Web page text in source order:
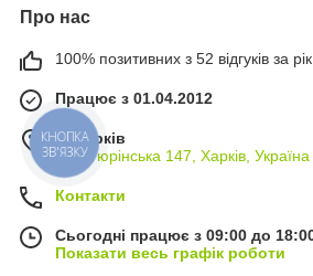
Про нас
100% позитивних з 52 відгуків за рік
Працює з 01.04.2012
м. Харків
вул. Тюрінська 147, Харків, Україна
Контакти
Сьогодні працює з 09:00 до
Показати весь графік роботи
КНОПКА
ЗВ'ЯЗКУ